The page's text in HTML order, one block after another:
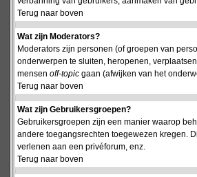
Terug naar boven
Wat zijn Moderators?
Moderators zijn personen (of groepen van
onderwerpen te sluiten, heropenen,
mensen off-topic gaan (afwijken van het
Terug naar boven
Wat zijn Gebruikersgroepen?
Gebruikersgroepen zijn een manier waarop
andere toegangsrechten toegewezen kregen.
verlenen aan een privéforum, enz.
Terug naar boven